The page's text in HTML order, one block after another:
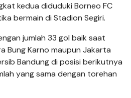
kedua diduduki Borneo FC
bermain di Stadion Segiri.
jumlah 33 gol baik saat
Bung Karno maupun Jakarta
Bandung di posisi berikutnya
yang sama dengan torehan